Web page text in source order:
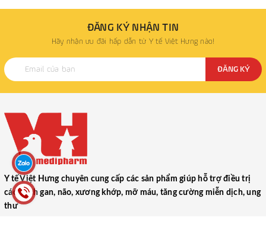
ĐĂNG KÝ NHẬN TIN
Hãy nhận ưu đãi hấp dẫn từ Y tế Việt Hưng nào!
ĐĂNG KÝ
Y tế Việt Hưng chuyên cung cấp các sản phẩm giúp hỗ trợ điều trị
các bệnh gan, não, xương khớp, mỡ máu, tăng cường miễn dịch, ung
thư